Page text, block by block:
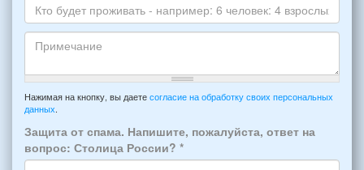
Skype
Вашего
отдыха:
прибытия
отъезда
из
Феодосии:
*
Кто
будет
-
например:
6
человек:
4
взрослых
Примечание
Нажимая на кнопку, вы даете согласие на обработку своих персональных
данных
Защита от спама. Напишите, пожалуйста, ответ на
вопрос: Столица России? *